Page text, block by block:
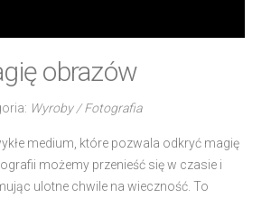
obrazów
Wyroby / Fotografia
medium, które pozwala odkryć magię
możemy przenieść się w czasie i
ulotne chwile na wieczność. To